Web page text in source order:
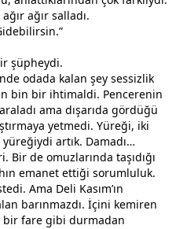
ağır salladı.
şüpheydi.
odada kalan şey sessizlik
bin bir ihtimaldi. Pencerenin
ama dışarıda gördüğü
yetmedi. Yüreği, iki
artık. Damadı…
Bir de omuzlarında taşıdığı
emanet ettiği sorumluluk.
Ama Deli Kasım’ın
barınmazdı. İçini kemiren
bir fare gibi durmadan